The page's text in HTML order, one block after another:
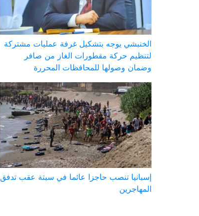
الخنبشي يوجه بتشكيل غرفة عمليات مشتركة
لتنظيم حركة مقطورات الغاز من صافر
وضمان وصولها للمحافظات المحررة
إسبانيا تنصب حاجزا عائما في سبتة عقب تدفق
المهاجرين